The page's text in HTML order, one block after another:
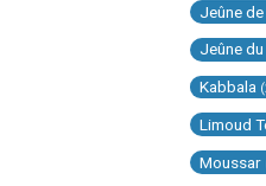
Jeûne
Jeûne
Kabbala
Limoud
Moussar